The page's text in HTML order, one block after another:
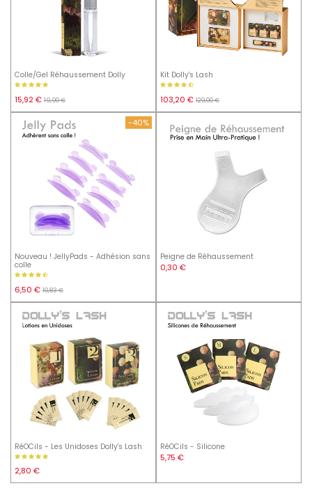
Colle/Gel Réhaussement Dolly
15,92 € 19,90 €
Kit Dolly's Lash
103,20 € 129,00 €
-40%
Nouveau ! JellyPads - Adhésion sans
colle
6,50 € 10,83 €
Peigne de Réhaussement
0,30 €
RéOCils - Les Unidoses Dolly's Lash
2,80 €
RéOCils - Silicone
5,75 €